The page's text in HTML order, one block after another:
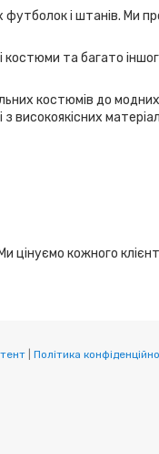
і штанів. Ми
та багато
костюмів до
високоякісних
цінуємо кожного
Політика